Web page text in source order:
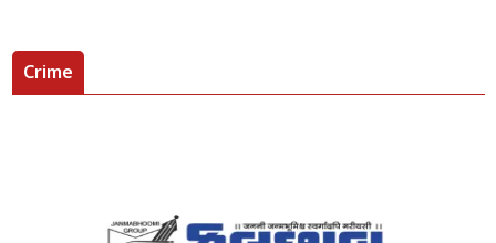
Crime